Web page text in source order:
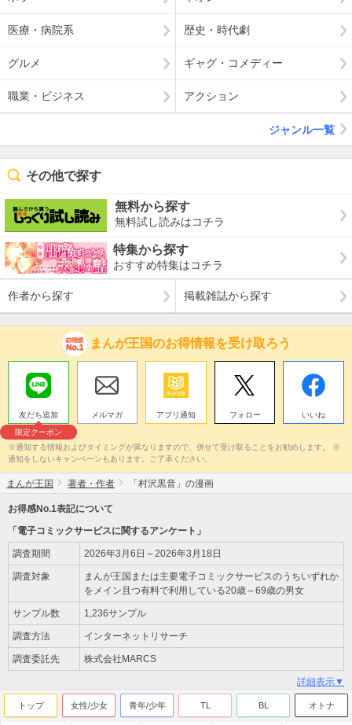
医療・病院系 歴史・時代劇
グルメ ギャグ・コメディー
職業・ビジネス アクション
ジャンル一覧
その他で探す
無料から探す
無料試し読みはコチラ
特集から探す
おすすめ特集はコチラ
作者から探す 掲載雑誌から探す
まんが王国のお得情報を受け取ろう
友だち追加
限定クーポン
メルマガ アプリ通知 フォロー いいね
※通知する情報およびタイミングが異なりますので、併せて受け取ることをお勧めします。 ※
通知をしないキャンペーンもあります。ご了承ください。
まんが王国 著者・作者 「村沢黒音」の漫画
お得感No.1表記について
「電子コミックサービスに関するアンケート」
調査期間 2026年3月6日～2026年3月18日
調査対象
まんが王国または主要電子コミックサービスのうちいずれか
をメイン且つ有料で利用している20歳～69歳の男女
サンプル数 1,236サンプル
調査方法 インターネットリサーチ
調査委託先 株式会社MARCS
詳細表示▼
トップ 女性/少女 青年/少年 TL BL オトナ